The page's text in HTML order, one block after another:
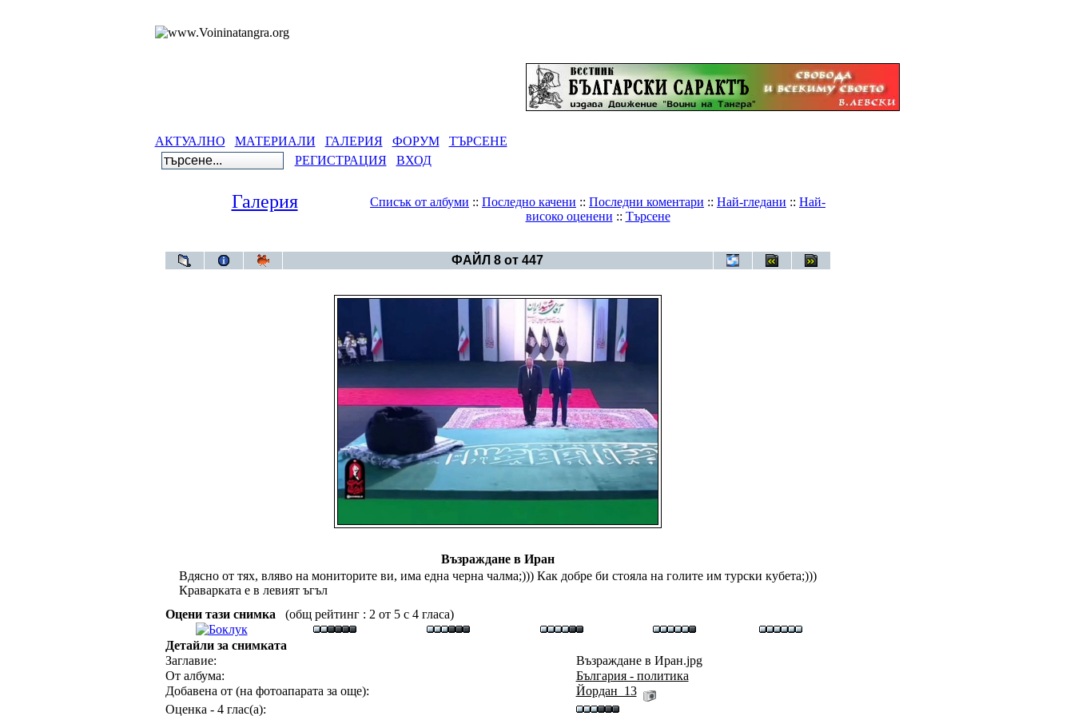
АКТУАЛНО МАТЕРИАЛИ ГАЛЕРИЯ ФОРУМ
ТЪРСЕНЕ
РЕГИСТРАЦИЯ
ВХОД
Галерия Списък от албуми :: Последно качени :: Последни коментари :: Най-гледани :: Най-
високо оценени :: Търсене
ФАЙЛ 8 от 447
Възраждане в Иран
Вдясно от тях, вляво на мониторите ви, има една черна чалма;))) Как добре би стояла на голите им турски кубета;)))
Краварката е в левият ъгъл
Оцени тази снимка
(общ рейтинг : 2 от 5 с 4 гласа)
Детайли за снимката
Заглавие:
Възраждане в Иран.jpg
От албума:
България - политика
Добавена от (на фотоапарата за още):
Йордан_13
Оценка - 4 глас(а):